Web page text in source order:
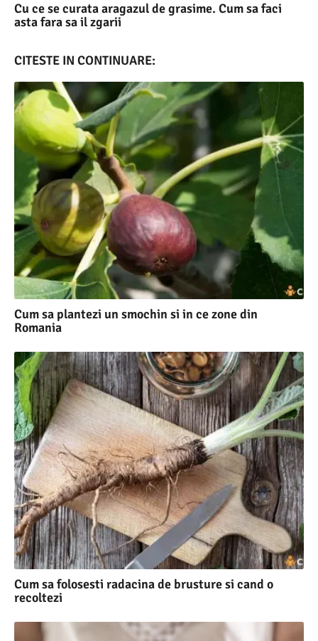
Cu ce se curata aragazul de grasime. Cum sa faci
asta fara sa il zgarii
CITESTE IN CONTINUARE:
Cum sa plantezi un smochin si in ce zone din
Romania
Cum sa folosesti radacina de brusture si cand o
recoltezi